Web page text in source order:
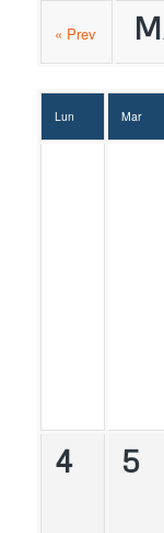
« Prev
Lun Mar
4 5